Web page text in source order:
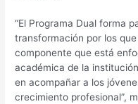
“El Programa Dual forma
transformación por los
componente que está
académica de la
en acompañar a los
crecimiento profesional”,